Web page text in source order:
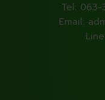
Tel: 063-
Email: